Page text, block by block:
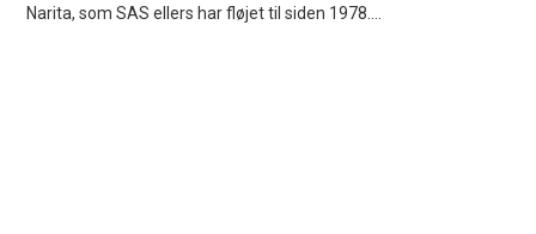
Narita, som SAS ellers har fløjet til siden 1978....